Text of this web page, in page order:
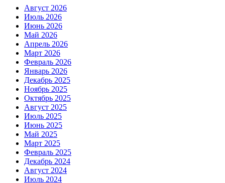
Август 2026
Июль 2026
Июнь 2026
Май 2026
Апрель 2026
Март 2026
Февраль 2026
Январь 2026
Декабрь 2025
Ноябрь 2025
Октябрь 2025
Август 2025
Июль 2025
Июнь 2025
Май 2025
Март 2025
Февраль 2025
Декабрь 2024
Август 2024
Июль 2024